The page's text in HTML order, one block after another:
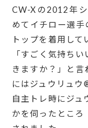
CW-Xの2012年
めてイチロー選
トップを着用して
「すごく気持ち
きますか？」と言
にはジュウリュウ
自主トレ時にジ
かを伺ったところ